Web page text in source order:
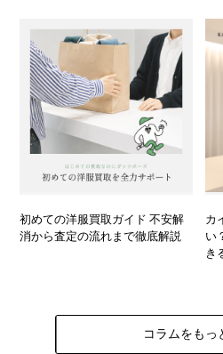
初めての洋服買取ガイド 不安解
消から査定の流れまで徹底解説
カ
い
き
コラムをもっ